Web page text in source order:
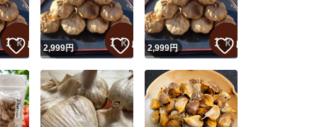
スピード＆安心発送
このユーザーは高頻度で24時間以内＆設定
ます
スピード発送 このユーザーは高頻度で24時間以内に発送
安心発送 このユーザーは設定した発送日数内に発送
いいね！
2,999円 いいね！
2,999円 いいね！